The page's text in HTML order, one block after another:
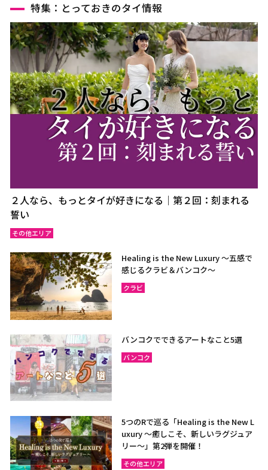
特集：とっておきのタイ情報
２人なら、もっとタイが好きになる｜第２回：刻まれる
誓い
その他エリア
Healing is the New Luxury ～五感で
感じるクラビ＆バンコク～
クラビ
バンコクでできるアートなこと5選
バンコク
5つのRで巡る「Healing is the New L
uxury ～癒しこそ、新しいラグジュア
リー〜」第2弾を開催！
その他エリア